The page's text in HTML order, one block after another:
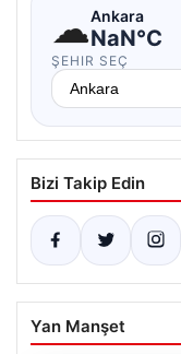
☁Ankara
NaN°C
ŞEHIR SEÇ
Bizi Takip Edin
Yan Manşet